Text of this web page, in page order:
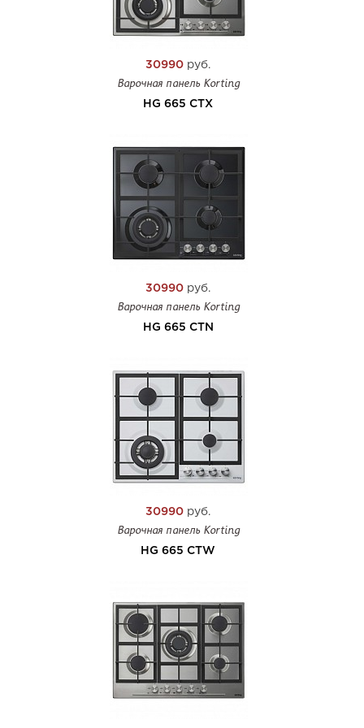
30990 руб.
Варочная панель Korting
HG 665 CTX
30990 руб.
Варочная панель Korting
HG 665 CTN
30990 руб.
Варочная панель Korting
HG 665 CTW